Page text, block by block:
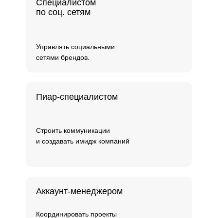
Специалистом
по соц. сетям
Управлять социальными
сетями брендов.
Координировать проекты
Аккаунт-менеджером
Пиар-специалистом
Строить коммуникации
и создавать имидж компаний